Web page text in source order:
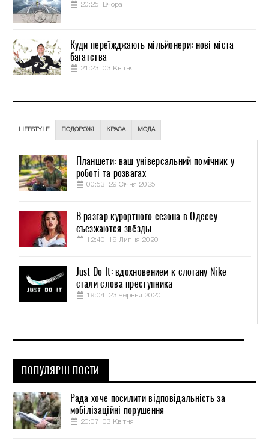
20:25, Вчора
Куди переїжджають мільйонери: нові міста
багатства
21:23, 03 Квітня
LIFESTYLE ПОДОРОЖІ КРАСА МОДА
Планшети: ваш універсальний помічник у
роботі та розвагах
00:53, 29 Січня 2025
В разгар курортного сезона в Одессу
съезжаются звёзды
12:40, 19 Липня 2020
Just Do It: вдохновением к слогану Nike
стали слова преступника
19:04, 23 Червня 2020
ПОПУЛЯРНІ ПОСТИ
Рада хоче посилити відповідальність за
мобілізаційні порушення
20:07, 03 Квітня